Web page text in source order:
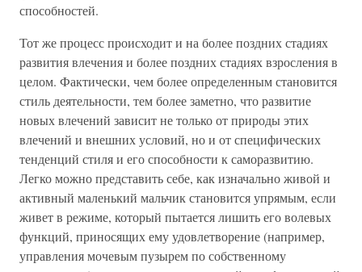
способностей.
Тот же процесс происходит и на более поздних стадиях
развития влечения и более поздних стадиях взросления в
целом. Фактически, чем более определенным становится
стиль деятельности, тем более заметно, что развитие
новых влечений зависит не только от природы этих
влечений и внешних условий, но и от специфических
тенденций стиля и его способности к саморазвитию.
Легко можно представить себе, как изначально живой и
активный маленький мальчик становится упрямым, если
живет в режиме, который пытается лишить его волевых
функций, приносящих ему удовлетворение (например,
управления мочевым пузырем по собственному